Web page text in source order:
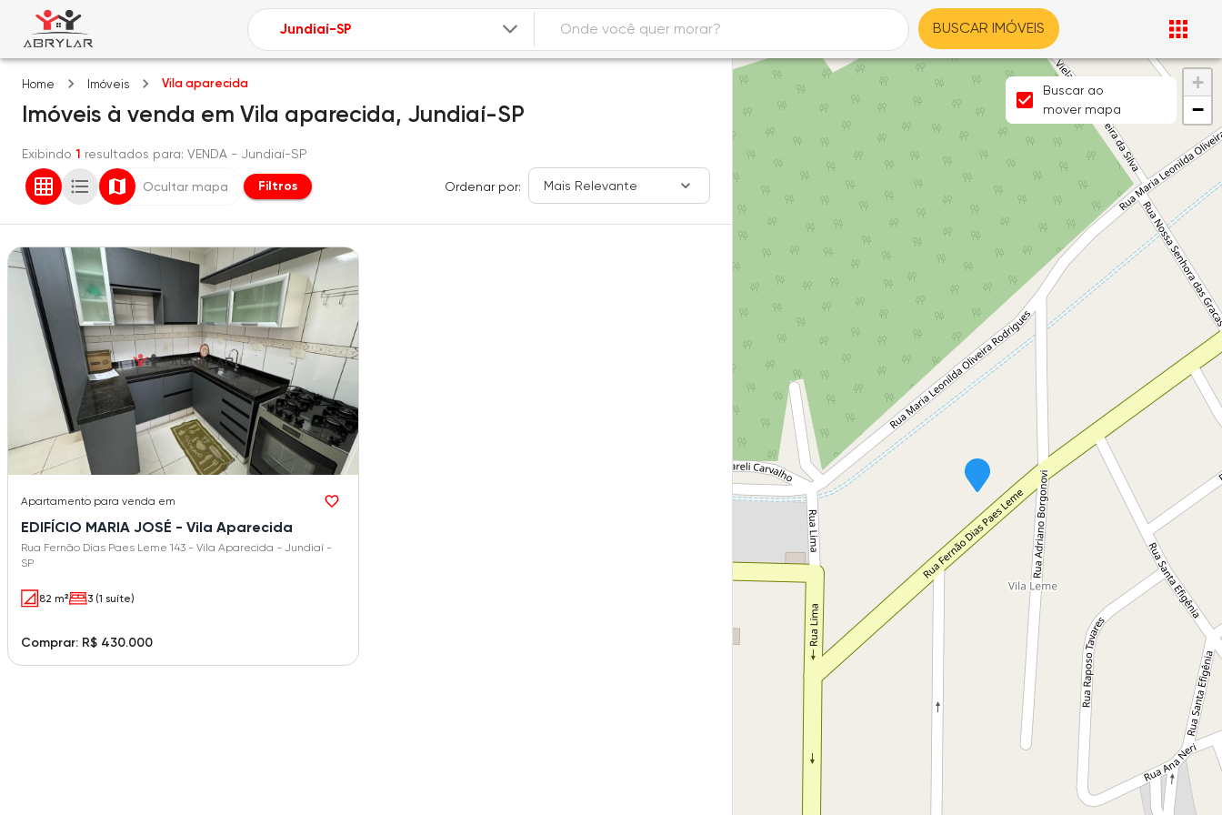
BUSCAR IMÓVEIS
Home Imóveis Vila aparecida
Imóveis à venda em Vila aparecida, Jundiaí-SP
Exibindo 1 resultados para: VENDA - Jundiaí-SP
Ocultar mapa Filtros Ordenar por: Mais Relevante
Apartamento para venda em
EDIFÍCIO MARIA JOSÉ - Vila Aparecida
Rua Fernão Dias Paes Leme 143 - Vila Aparecida - Jundiaí -
SP
82 m² 3 (1 suíte)
Comprar: R$ 430.000
+
−
Buscar ao
mover mapa